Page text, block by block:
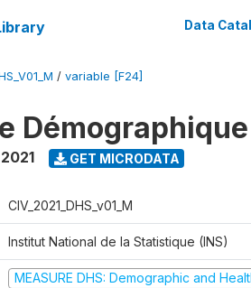
Data
/ variable [F24]
2021 GET MICRODATA
CIV_2021_DHS_v01_M
Institut National de la Statistique (INS)
MEASURE DHS: Demographic and